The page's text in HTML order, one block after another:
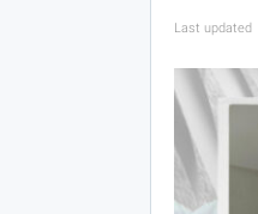
Last updated